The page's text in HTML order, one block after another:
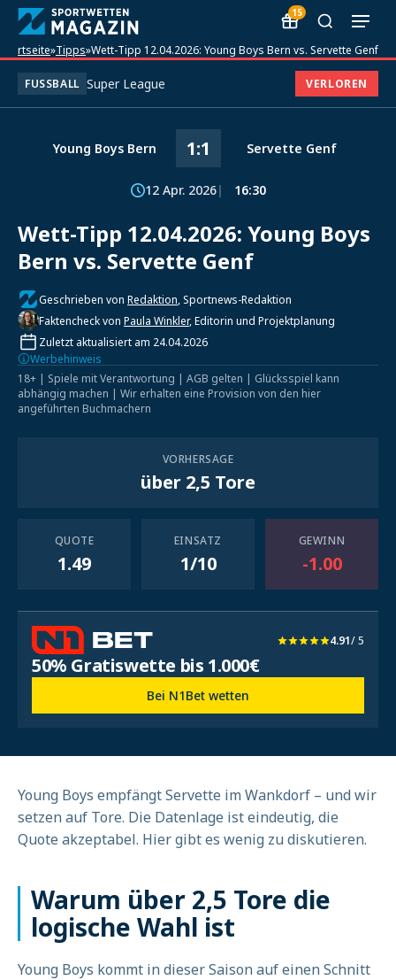
15
Startseite»Tipps»Wett-Tipp 12.04.2026: Young Boys Bern vs. Servette Genf
FUSSBALL Super League VERLOREN
Young Boys Bern 1:1 Servette Genf
12 Apr. 2026 16:30
Wett-Tipp 12.04.2026: Young Boys
Bern vs. Servette Genf
Geschrieben von Redaktion, Sportnews-Redaktion
Faktencheck von Paula Winkler, Editorin und Projektplanung
Zuletzt aktualisiert am 24.04.2026
Werbehinweis
18+ | Spiele mit Verantwortung | AGB gelten | Glücksspiel kann
abhängig machen | Wir erhalten eine Provision von den hier
angeführten Buchmachern
VORHERSAGE
über 2,5 Tore
QUOTE
1.49
EINSATZ
1/10
GEWINN
-1.00
4.91/ 5
50% Gratiswette bis 1.000€
Bei N1Bet wetten
Young Boys empfängt Servette im Wankdorf – und wir
setzen auf Tore. Die Datenlage ist eindeutig, die
Quote akzeptabel. Hier gibt es wenig zu diskutieren.
Warum über 2,5 Tore die
logische Wahl ist
Young Boys kommt in dieser Saison auf einen Schnitt